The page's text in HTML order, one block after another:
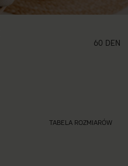
TABELA ROZMIARÓW
60 DEN